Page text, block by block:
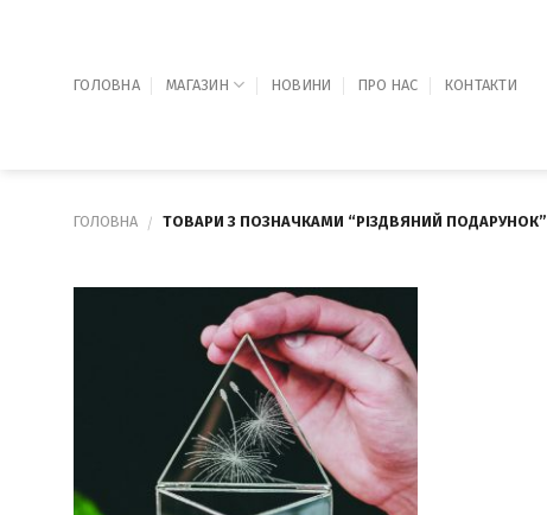
ГОЛОВНА МАГАЗИН НОВИНИ ПРО НАС КОНТАКТИ
ГОЛОВНА / ТОВАРИ З ПОЗНАЧКАМИ “РІЗДВЯНИЙ ПОДАРУНОК”